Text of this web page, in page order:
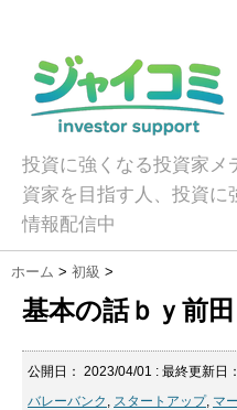
投資に強くなる投資家メ
資家を目指す人、投資に
情報配信中
ホーム > 初級 >
基本の話ｂｙ前田
公開日： 2023/04/01 : 最終更新日
バレーバンク , スタートアップ, マ